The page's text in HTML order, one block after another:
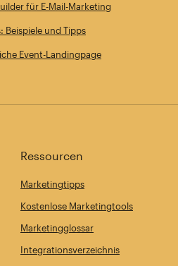
für E-Mail-Marketing
Beispiele und Tipps
Event-Landingpage
Ressourcen
Marketingtipps
Kostenlose Marketingtools
Marketingglossar
Integrationsverzeichnis